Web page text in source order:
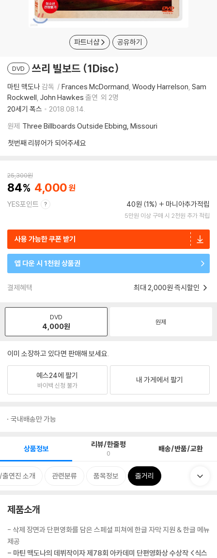
파트너샵 공유하기
DVD 쓰리 빌보드 (1Disc)
마틴 맥도나감독 Frances McDormand Woody Harrelson Sam
Rockwell John Hawkes 출연 외 2명
20세기 폭스
2018.08.14.
원제 Three Billboards Outside Ebbing, Missouri
첫번째 리뷰어가 되어주세요
25,300원
84 4,000
YES포인트 40원 (1%) 마니아추가적립
5만원 이상 구매 시 2천원 추가 적립
사용 가능한 쿠폰 받기
앱 다운 시 1천원 상품권
결제혜택 최대 2,000원 즉시할인
DVD
4,000원 원제
이미 소장하고 있다면 판매해 보세요.
예스24에 팔기
바이백 신청 불가
내 가게에서 팔기
국내배송만 가능
상품정보 리뷰/한줄평
0 배송/반품/교환
연진 소개 관련분류 품목정보 줄거리
제품소개
- 삭제 장면과 단편영화를 담은 스페셜 피쳐에 한글 자막 지원 & 한글 메뉴
제공
- 마틴 맥도나의 데뷔작이자 제78회 아카데미 단편영화상 수상작 <식스